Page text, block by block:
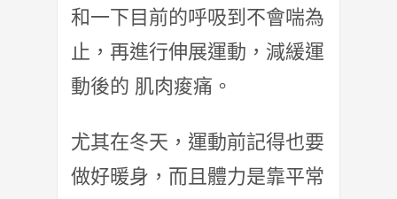
和一下目前的呼吸到不會喘為
止，再進行伸展運動，減緩運
動後的 肌肉痠痛。
尤其在冬天，運動前記得也要
做好暖身，而且體力是靠平常